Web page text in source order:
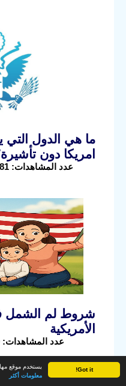
Got it!
يستخدم موقع
معلومات أكثر
ما هي الدول التي
امريكا دون
عدد المشاهدات: 14781 |
شروط لم الشمل
الأمريكية
عدد المشاهدات: 7540 |